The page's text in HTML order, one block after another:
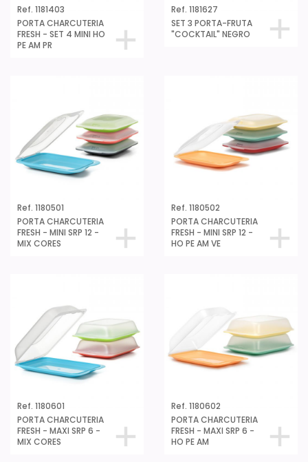
Ref. 1181403
PORTA CHARCUTERIA
FRESH - SET 4 MINI HO
PE AM PR
Ref. 1181627
SET 3 PORTA-FRUTA
"COCKTAIL" NEGRO
Ref. 1180501
PORTA CHARCUTERIA
FRESH - MINI SRP 12 -
MIX CORES
Ref. 1180502
PORTA CHARCUTERIA
FRESH - MINI SRP 12 -
HO PE AM VE
Ref. 1180601
PORTA CHARCUTERIA
FRESH - MAXI SRP 6 -
MIX CORES
Ref. 1180602
PORTA CHARCUTERIA
FRESH - MAXI SRP 6 -
HO PE AM